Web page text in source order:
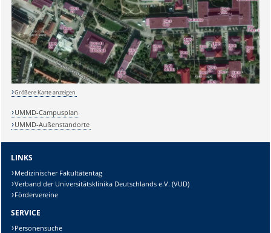
Sicherheitsabfrage:
Größere Karte anzeigen
UMMD-Campusplan
UMMD-Außenstandorte
LINKS
Medizinischer Fakultätentag
Verband der Universitätsklinika Deutschlands e.V. (VUD)
Fördervereine
SERVICE
Personensuche